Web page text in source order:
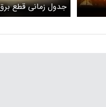
جدول زمانی قطع برق
کرج؛ پنج‌شنبه ۲۱ فروردین ۱۴۰۴